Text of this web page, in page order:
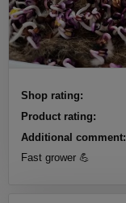
Shop rating:
Product rating:
Additional comment:
Fast grower 💪